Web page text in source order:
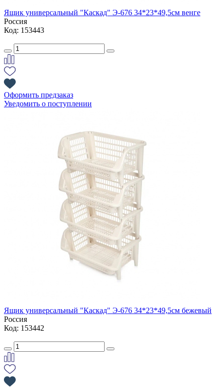
Ящик универсальный "Каскад" Э-676 34*23*49,5см венге
Россия
Код: 153443
Оформить предзаказ
Уведомить о поступлении
Ящик универсальный "Каскад" Э-676 34*23*49,5см бежевый
Россия
Код: 153442